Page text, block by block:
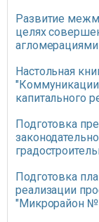
Развитие
целях
Настольная
капитального
Подготовка
Подготовка
реализации
"Микрорайон